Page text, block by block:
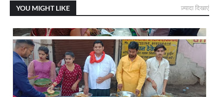
YOU MIGHT LIKE ज़्यादा दिखाएं